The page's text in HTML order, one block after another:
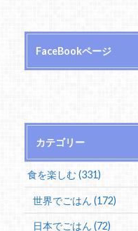
FaceBookページ
カテゴリー
食を楽しむ (331)
世界でごはん (172)
日本でごはん (72)